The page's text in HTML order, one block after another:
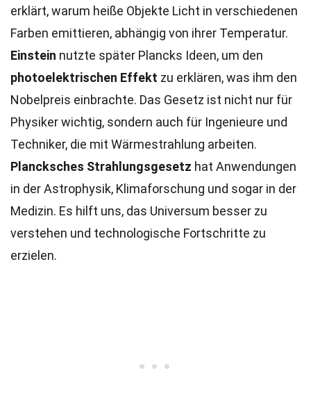
erklärt, warum heiße Objekte Licht in verschiedenen
Farben emittieren, abhängig von ihrer Temperatur.
Einstein nutzte später Plancks Ideen, um den
photoelektrischen Effekt zu erklären, was ihm den
Nobelpreis einbrachte. Das Gesetz ist nicht nur für
Physiker wichtig, sondern auch für Ingenieure und
Techniker, die mit Wärmestrahlung arbeiten.
Plancksches Strahlungsgesetz hat Anwendungen
in der Astrophysik, Klimaforschung und sogar in der
Medizin. Es hilft uns, das Universum besser zu
verstehen und technologische Fortschritte zu
erzielen.